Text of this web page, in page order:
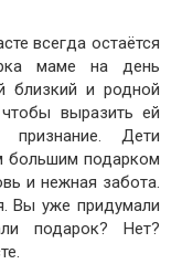
всегда остаётся
маме на день
близкий и родной
выразить ей
Дети
большим подарком
и нежная забота.
Вы уже придумали
подарок? Нет?